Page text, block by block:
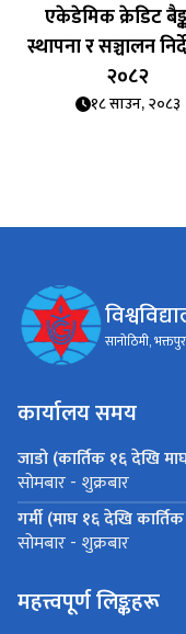
एकेडेमिक क्रेडिट
स्थापना र सञ्चालन
२०८२
१८ साउन, २०८३
सानोठिमी, भक्तपुर
कार्यालय समय
जाडो (कार्तिक १६ देखि
सोमबार - शुक्रबार
गर्मी (माघ १६ देखि
सोमबार - शुक्रबार
महत्त्वपूर्ण लिङ्कहरू